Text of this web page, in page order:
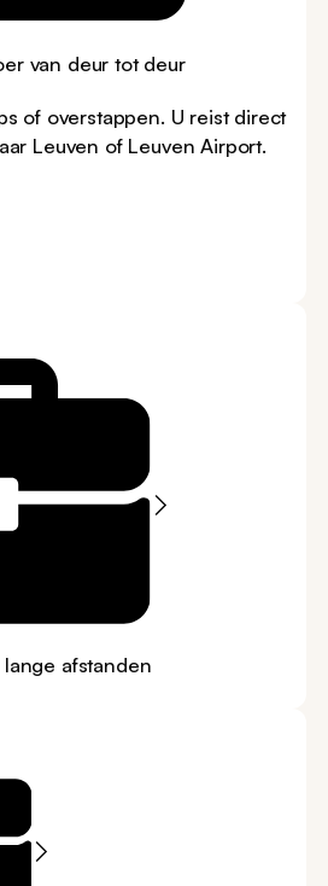
van deur tot deur
of overstappen. U reist direct
Leuven of Leuven Airport.
afstanden